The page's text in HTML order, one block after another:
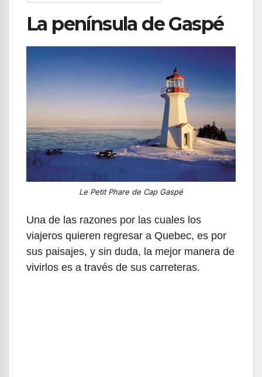
La península de Gaspé
Le Petit Phare de Cap Gaspé
Una de las razones por las cuales los
viajeros quieren regresar a Quebec, es por
sus paisajes, y sin duda, la mejor manera de
vivirlos es a través de sus carreteras.